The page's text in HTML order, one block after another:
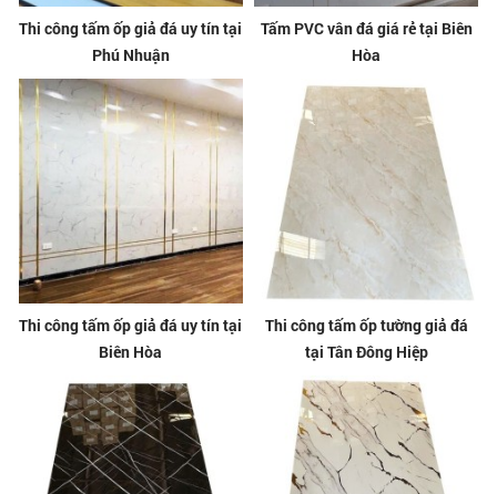
Thi công tấm ốp giả đá uy tín tại
Phú Nhuận
Tấm PVC vân đá giá rẻ tại Biên
Hòa
Thi công tấm ốp giả đá uy tín tại
Biên Hòa
Thi công tấm ốp tường giả đá
tại Tân Đông Hiệp